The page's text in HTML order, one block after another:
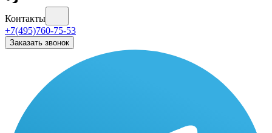
Контакты
+7(495)760-75-53
Заказать звонок